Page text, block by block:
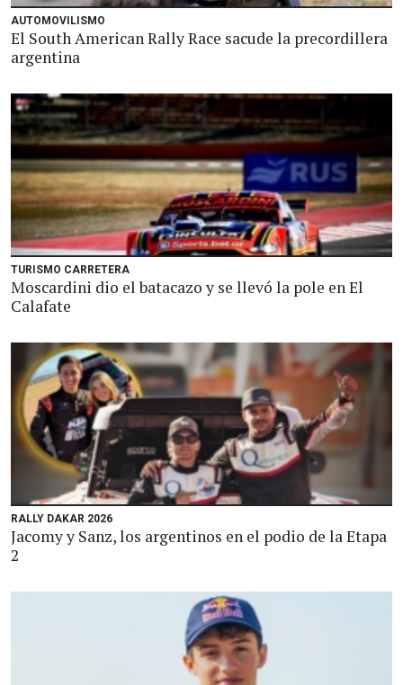
AUTOMOVILISMO
El South American Rally Race sacude la precordillera
argentina
TURISMO CARRETERA
Moscardini dio el batacazo y se llevó la pole en El
Calafate
RALLY DAKAR 2026
Jacomy y Sanz, los argentinos en el podio de la Etapa
2